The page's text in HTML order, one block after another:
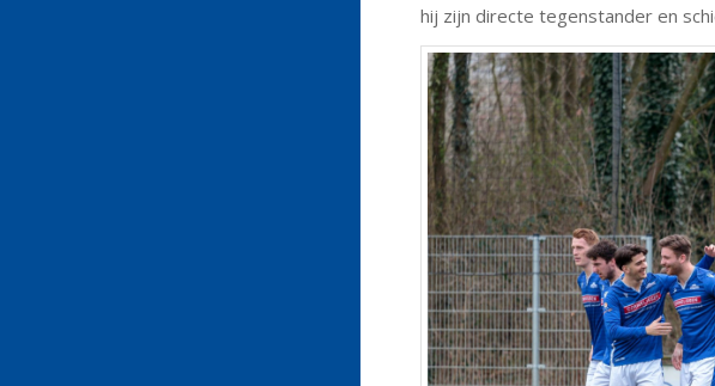
hij zijn directe tegenstander en